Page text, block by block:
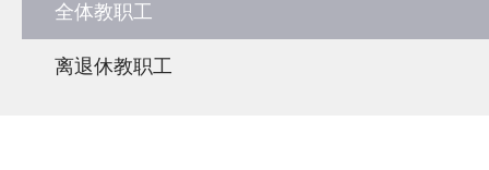
全体教职工
离退休教职工